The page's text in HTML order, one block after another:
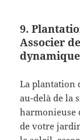
9.
Associer
dynamique
La plantation
au-delà de la
harmonieuse
de votre